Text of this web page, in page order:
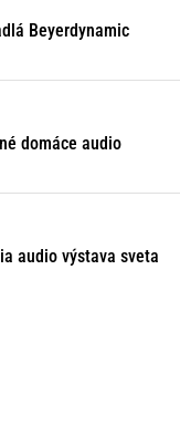
Beyerdynamic
domáce audio
audio výstava sveta